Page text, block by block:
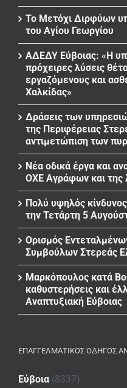
Το Μετόχι Διρφύων
του Αγίου Γεωργίου
ΑΔΕΔΥ Εύβοιας: «Η
πρόχειρες λύσεις
εργαζόμενους και
Χαλκίδας»
Δράσεις των
της Περιφέρειας
αντιμετώπιση των
Νέα οδικά έργα και
ΟΧΕ Αγράφων και της
Πολύ υψηλός
την Τετάρτη 5
Ορισμός
Συμβούλων Στερεάς
Μαρκόπουλος κατά
καθυστερήσεις και
Αναπτυξιακή Εύβοιας
ΕΠΑΓΓΕΛΜΑΤΙΚΌΣ ΟΔΗΓΌΣ
Εύβοια (8337)